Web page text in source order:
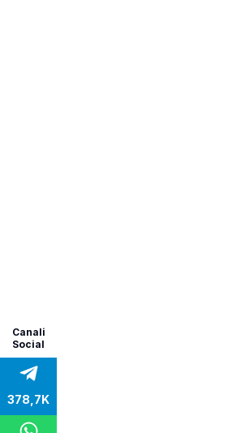
Canali
Social
378,7K